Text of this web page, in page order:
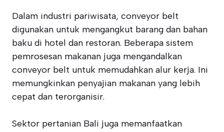
Dalam industri pariwisata, conveyor belt
digunakan untuk mengangkut barang dan bahan
baku di hotel dan restoran. Beberapa sistem
pemrosesan makanan juga mengandalkan
conveyor belt untuk memudahkan alur kerja. Ini
memungkinkan penyajian makanan yang lebih
cepat dan terorganisir.
Sektor pertanian Bali juga memanfaatkan